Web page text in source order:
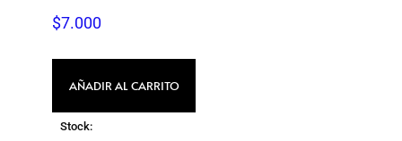
$7.000
AÑADIR AL CARRITO
Stock: